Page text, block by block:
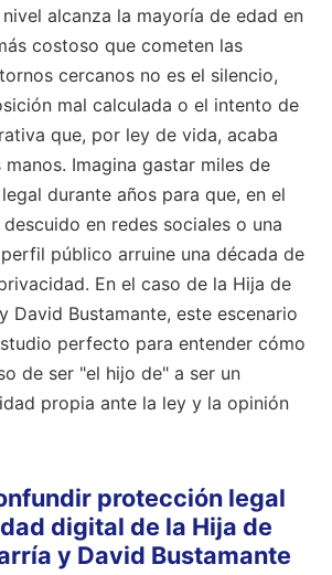
alcanza la mayoría de edad en
costoso que cometen las
cercanos no es el silencio,
mal calculada o el intento de
que, por ley de vida, acaba
Imagina gastar miles de
durante años para que, en el
en redes sociales o una
público arruine una década de
En el caso de la Hija de
David Bustamante, este escenario
perfecto para entender cómo
de ser "el hijo de" a ser un
propia ante la ley y la opinión
protección legal
digital de la Hija de
y David Bustamante